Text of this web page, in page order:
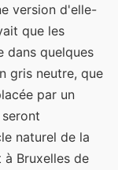
version d'elle-
que les
dans quelques
gris neutre, que
par un
naturel de la
à Bruxelles de